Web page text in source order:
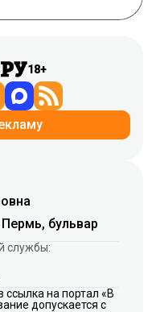
18+
бульвар
службы:
ссылка на портал «В
допускается с